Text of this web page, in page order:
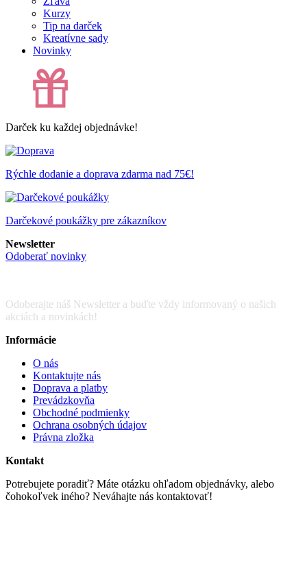
Kurzy
Tip na darček
Kreatívne sady
Novinky
Darček ku každej objednávke!
Rýchle dodanie a doprava zdarma nad 75€!
Darčekové poukážky pre zákazníkov
Newsletter
Odoberať novinky
Odoberajte náš Newsletter a buďte vždy informovaný o našich
akciách a novinkách!
Informácie
O nás
Kontaktujte nás
Doprava a platby
Prevádzkovňa
Obchodné podmienky
Ochrana osobných údajov
Právna zložka
Kontakt
Potrebujete poradiť? Máte otázku ohľadom objednávky, alebo
čohokoľvek iného? Neváhajte nás kontaktovať!